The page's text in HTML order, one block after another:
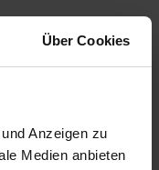
Über Cookies
Anzeigen zu
Medien anbieten